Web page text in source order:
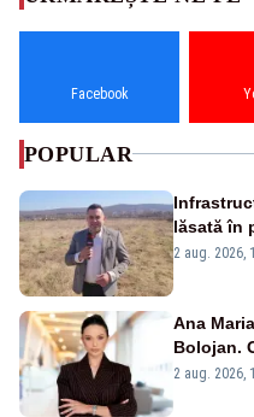
Facebook
POPULAR
lăsată în
2 aug. 2026,
Ana
Bolojan.
emisiunii
2 aug. 2026,